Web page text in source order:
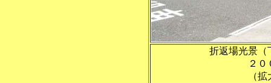
折返場光景（
２
（